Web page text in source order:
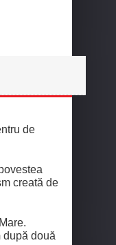
de
creată de
după două